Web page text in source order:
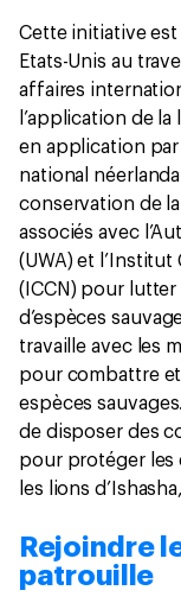
Cette initiative
Etats-Unis au
affaires
l’application de
en application par
national
conservation de
associés avec
(UWA) et
(ICCN) pour
d’espèces
travaille avec les
pour combattre
espèces
de disposer des
pour protéger les
les lions
Rejoindre
patrouille